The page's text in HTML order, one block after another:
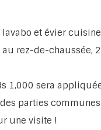
et évier cuisine
rez-de-chaussée,
1,000 sera
parties communes
une visite !